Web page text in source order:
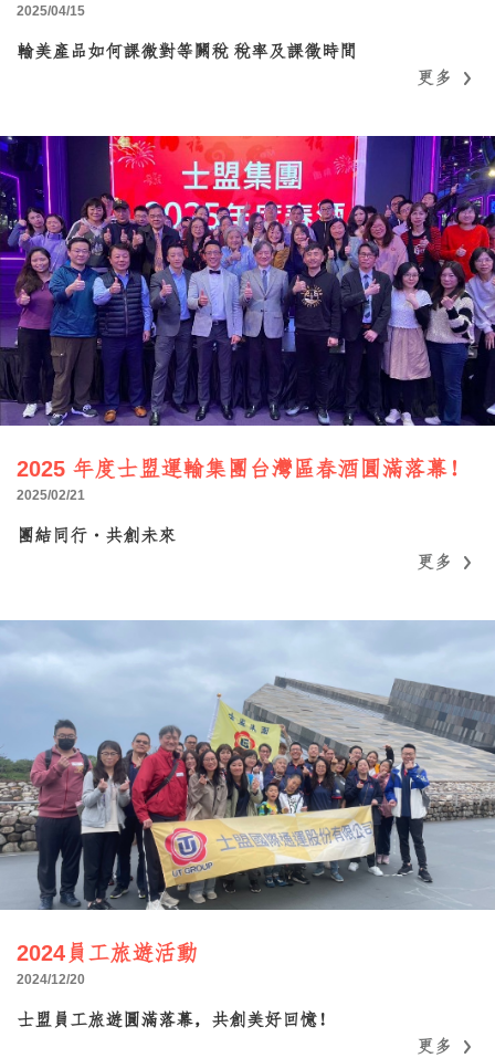
2025/04/15
輸美產品如何課微對等關稅 稅率及課徵時間
更多
更多
2025 年度士盟運輸集團台灣區春酒圓滿落幕！
2025/02/21
團結同行・共創未來
更多
更多
2024員工旅遊活動
2024/12/20
士盟員工旅遊圓滿落幕，共創美好回憶！
更多
更多